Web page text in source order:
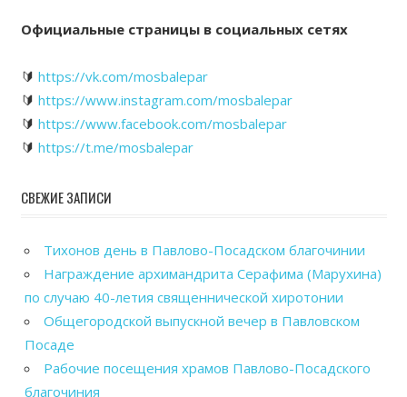
Официальные страницы в социальных сетях
🔰 https://vk.com/mosbalepar
🔰 https://www.instagram.com/mosbalepar
🔰 https://www.facebook.com/mosbalepar
🔰 https://t.me/mosbalepar
СВЕЖИЕ ЗАПИСИ
Тихонов день в Павлово-Посадском благочинии
Награждение архимандрита Серафима (Марухина)
по случаю 40-летия священнической хиротонии
Общегородской выпускной вечер в Павловском
Посаде
Рабочие посещения храмов Павлово-Посадского
благочиния